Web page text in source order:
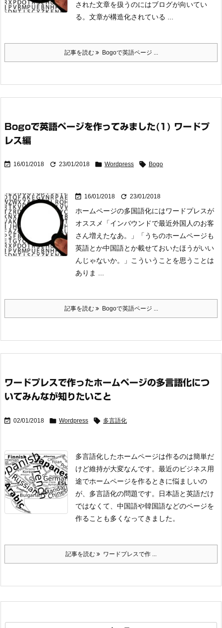
された文章を扱うのにはブログが向いてい
る。 文章が構造化されている ...
記事を読む Bogoで英語ページ ...
Bogoで英語ページを作ってみました(1) ワードプ
レス編
 16/01/2018  23/01/2018  Wordpress  Bogo
 16/01/2018  23/01/2018
ホームページの多国語化にはワードプレスが
オススメ
「インバウンドで最近外国人のお客
さん増えたなあ。」
「うちのホームページも
英語とか中国語とか載せておいたほうがいい
んじゃないか。」
こういうことを思うことは
ありま ...
記事を読む Bogoで英語ページ ...
ワードプレスで作ったホームページの多言語化につ
いてみんなが知りたいこと
 02/01/2018  Wordpress  多言語化
多言語化したホームページは作るのは簡単だ
けど維持が大変なんです。 最近のビジネス用
途でホームページを作るときに悩ましいの
が、多言語化の問題です。日本語と英語だけ
ではなくて、中国語や韓国語などのページを
作ることも多くなってきました。
記事を読む ワードプレスで作 ...